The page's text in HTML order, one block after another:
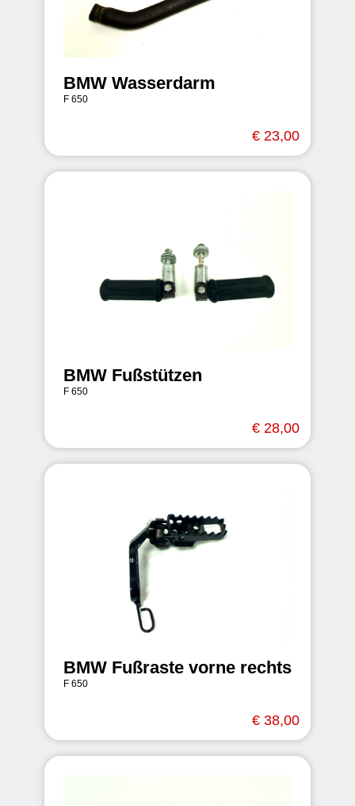
BMW Wasserdarm
F 650
€ 23,00
BMW Fußstützen
F 650
€ 28,00
BMW Fußraste vorne rechts
F 650
€ 38,00